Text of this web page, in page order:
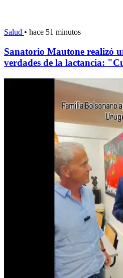
Salud • hace 51 minutos
Sanatorio Mautone realizó
verdades de la lactancia: